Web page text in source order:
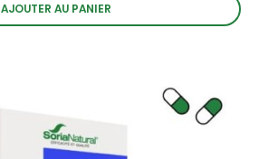
AJOUTER AU PANIER